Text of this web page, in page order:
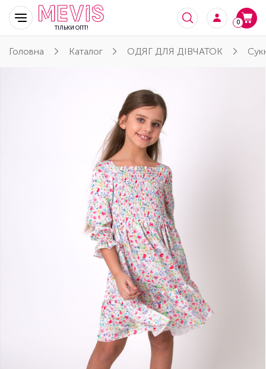
ТІЛЬКИ ОПТ!
0
Головна Каталог ОДЯГ ДЛЯ ДІВЧАТОК